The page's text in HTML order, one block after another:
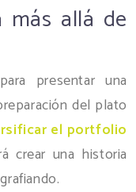
más allá de
presentar una
del plato
el portfolio
crear una historia